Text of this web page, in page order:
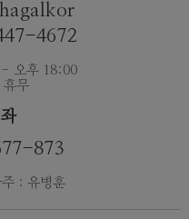
4672
- 오후 18:00
휴무
873
: 유병훈